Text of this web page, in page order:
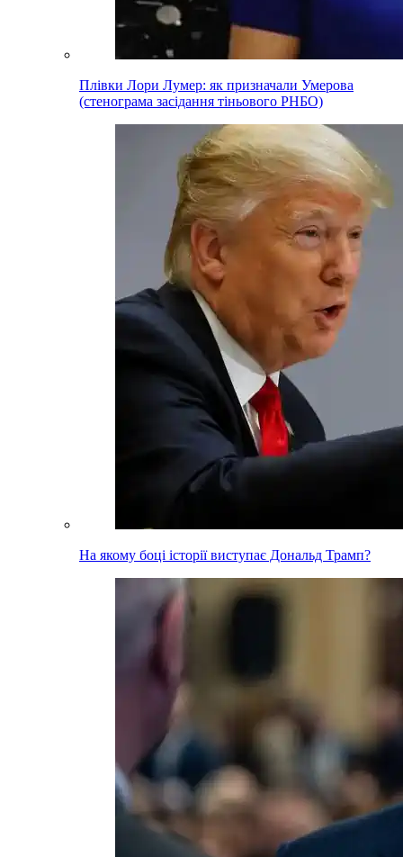
Плівки Лори Лумер: як призначали Умерова
(стенограма засідання тіньового РНБО)
На якому боці історії виступає Дональд Трамп?